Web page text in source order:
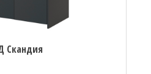
Скандия